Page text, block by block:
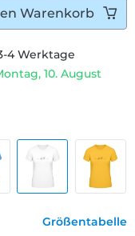
4 Werktage
10. August
Größentabelle
Warenkorb